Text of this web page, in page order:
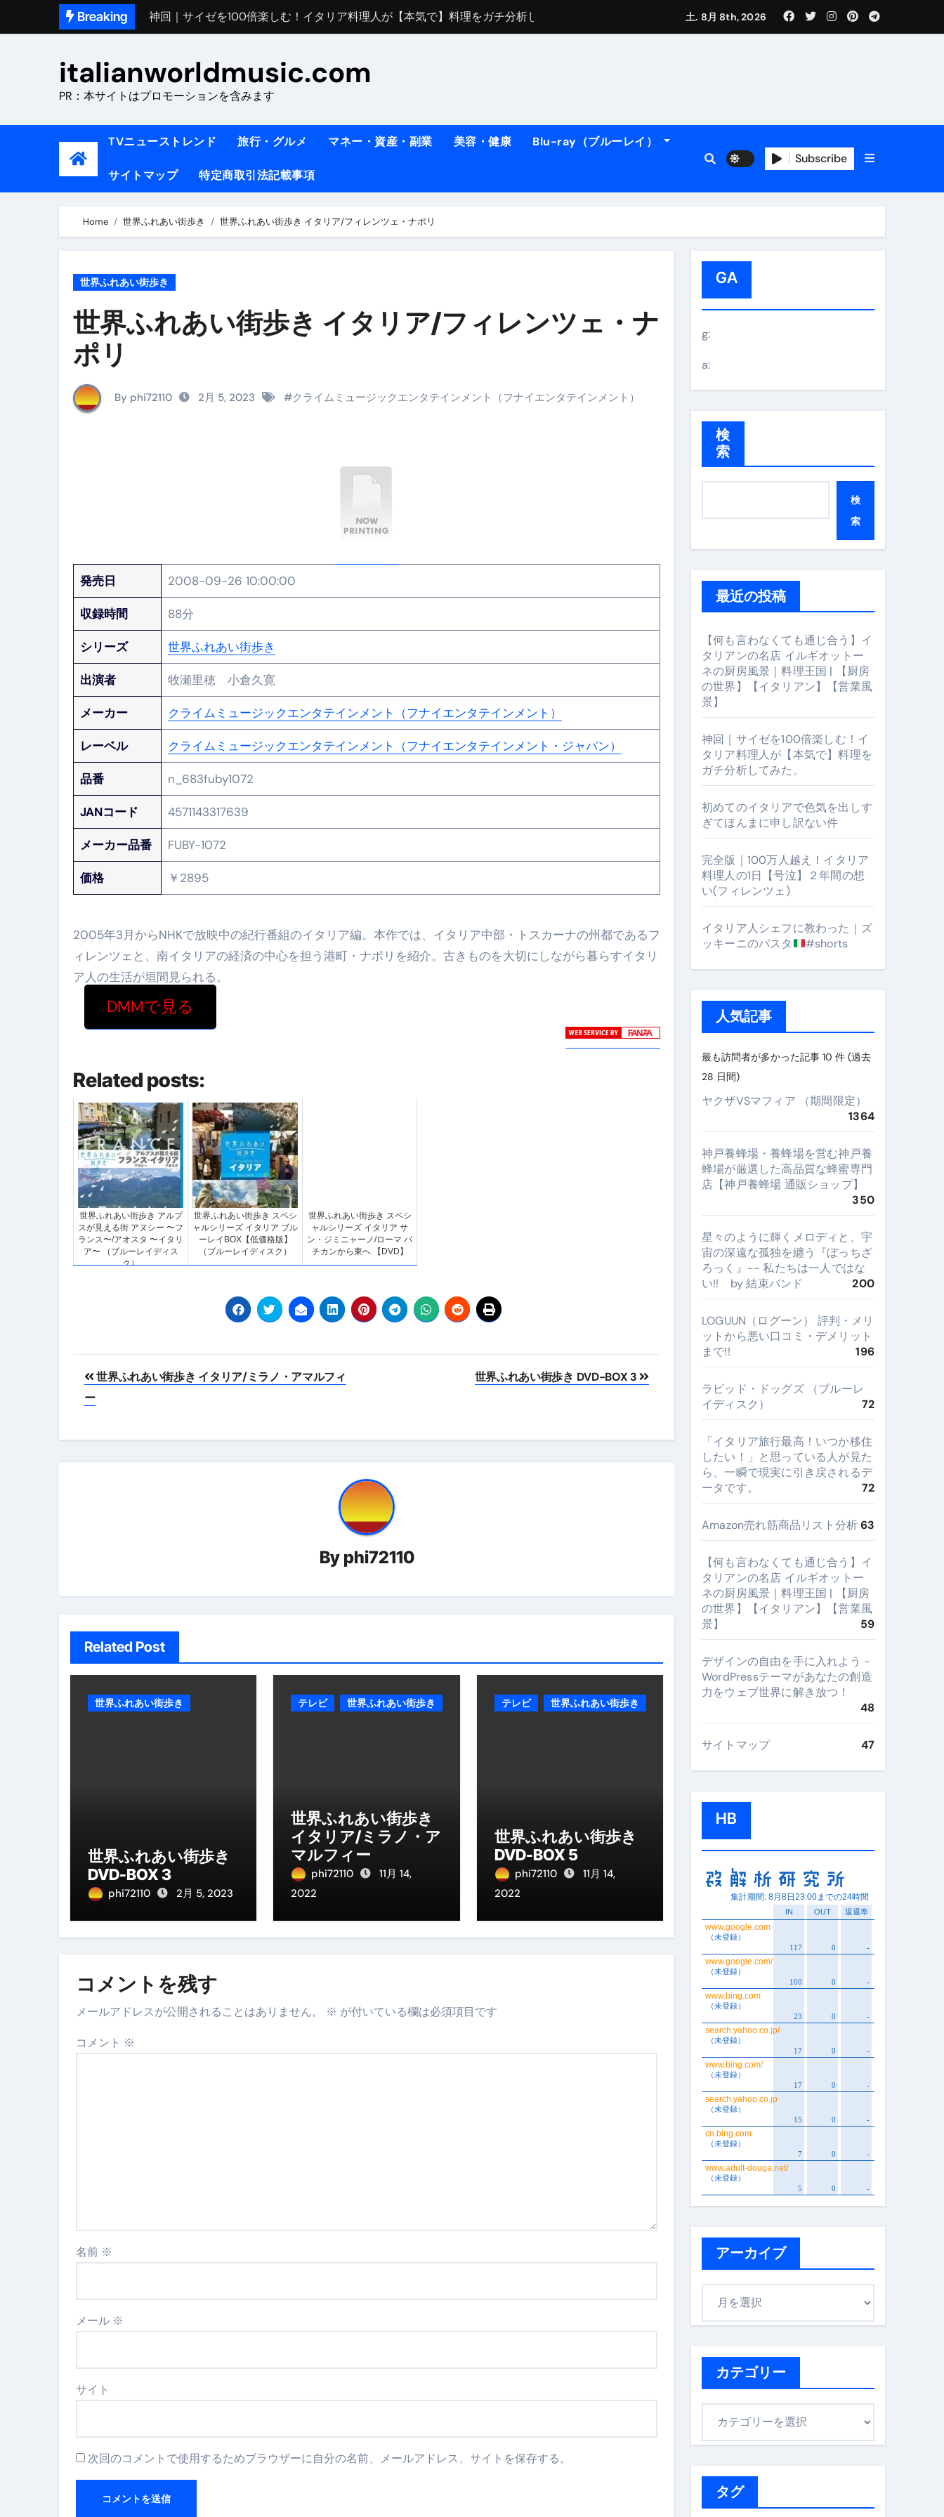
Breaking
初めてのイタリアで色気を出しすぎてほんまに申し訳ない件
イタリア人シェフに教わった｜ズッキーニのパスタ
イタリアNo. 1肉料理【ポルケッタ】スーパーの豚肉が大変身#shorts
【イタリア】グルメと絶景の子連れイタリア旅行
トラブル回避のリアルな裏技アドバイスも
ラビッド・ドッグズ （ブルーレイディスク）
【vlog】超弾丸！！！仕事終わりに3都市巡る、４泊６日イタリア女子旅vlog
TRUE COLORS （ブルーレイディスク）
イタリア料理店【営業風景】週末ビリビリのランチ営業
ゼダー/死霊の復活祭 （ブルーレイディスク）
イタリアでの最後の仕事【帰国前最後の一週間】さよなら！イタリア！
【Instagram Live】イタリア行きの飛行機乗り遅れ事件について
【トマトパスタ】三ツ星シェフのパスタを完全再現 #shorts
フェノミナ-4K吹替音声収録版 SPECIAL-（4K ULTRA HD）
フェノミナ-4K吹替音声収録版- （ブルーレイディスク）
2026年料理人ローマへ行く！航空券0円てマジ？&アジア飯食べ尽くし
今年一番美味しい【卵かけご飯】#shorts
イタリア流
カリカリ羽つきポテト#shorts
イタリア旅行体験談＆オススメスポット｜a domenica! – Podcast #8
本場イタリア観光客の来ない店【ペスト・ジェノベーゼ】が衝撃のうまさ！
【何も言わなくても通じ合う】イタリアンの名店 イルギオットーネの厨房風景｜料理王国 | 【厨房の世界】【イタリアン】【営業風景】
土. 8月 8th, 2026
italianworldmusic.com
PR：本サイトはプロモーションを含みます
TVニューストレンド 旅行・グルメ マネー・資産・副業 美容・健康 Blu-ray（ブルーレイ）
サイトマップ 特定商取引法記載事項
Subscribe
Home 世界ふれあい街歩き 世界ふれあい街歩き イタリア/フィレンツェ・ナポリ
世界ふれあい街歩き
世界ふれあい街歩き イタリア/フィレンツェ・ナ
ポリ
By phi72110 2月 5, 2023 #クライムミュージックエンタテインメント（フナイエンタテインメント）
発売日 2008-09-26 10:00:00
収録時間 88分
シリーズ 世界ふれあい街歩き
出演者 牧瀬里穂 小倉久寛
メーカー クライムミュージックエンタテインメント（フナイエンタテインメント）
レーベル クライムミュージックエンタテインメント（フナイエンタテインメント・ジャパン）
品番 n_683fuby1072
JANコード 4571143317639
メーカー品番 FUBY-1072
価格 ￥2895
2005年3月からNHKで放映中の紀行番組のイタリア編。本作では、イタリア中部・トスカーナの州都であるフ
ィレンツェと、南イタリアの経済の中心を担う港町・ナポリを紹介。古きものを大切にしながら暮らすイタリ
ア人の生活が垣間見られる。
DMMで見る
Related posts:
世界ふれあい街歩き アルプ
スが見える街 アヌシー 〜フ
ランス〜/アオスタ 〜イタリ
ア〜 （ブルーレイディス
ク）
世界ふれあい街歩き スペシ
ャルシリーズ イタリア ブル
ーレイBOX【低価格版】
（ブルーレイディスク）
世界ふれあい街歩き スペシ
ャルシリーズ イタリア サ
ン・ジミニャーノ/ローマ バ
チカンから東へ 【DVD】
投
稿
ン
世界ふれあい街歩き イタリア/ミラノ・アマルフィ
ー
世界ふれあい街歩き DVD-BOX 3
By phi72110
Related Post
世界ふれあい街歩き
世界ふれあい街歩き
DVD-BOX 3
phi72110 2月 5, 2023
テレビ 世界ふれあい街歩き
世界ふれあい街歩き
イタリア/ミラノ・ア
マルフィー
phi72110
11月 14,
2022
テレビ 世界ふれあい街歩き
世界ふれあい街歩き
DVD-BOX 5
phi72110
11月 14,
2022
コメントを残す
メールアドレスが公開されることはありません。 ※ が付いている欄は必須項目です
コメント ※
名前 ※
メール ※
サイト
次回のコメントで使用するためブラウザーに自分の名前、メールアドレス、サイトを保存する。
GA
g:
a:
検
索
検
索
最近の投稿
【何も言わなくても通じ合う】イ
タリアンの名店 イルギオットー
ネの厨房風景｜料理王国 | 【厨房
の世界】【イタリアン】【営業風
景】
神回｜サイゼを100倍楽しむ！イ
タリア料理人が【本気で】料理を
ガチ分析してみた。
初めてのイタリアで色気を出しす
ぎてほんまに申し訳ない件
完全版｜100万人越え！イタリア
料理人の1日【号泣】２年間の想
い(フィレンツェ)
イタリア人シェフに教わった｜ズ
ッキーニのパスタ
#shorts
人気記事
最も訪問者が多かった記事 10 件 (過去
28 日間)
ヤクザVSマフィア （期間限定）
1364
神戸養蜂場・養蜂場を営む神戸養
蜂場が厳選した高品質な蜂蜜専門
店【神戸養蜂場 通販ショップ】
350
星々のように輝くメロディと、宇
宙の深遠な孤独を纏う『ぼっちざ
ろっく』-- 私たちは一人ではな
い!! by 結束バンド
200
LOGUUN（ログーン） 評判・メリ
ットから悪い口コミ・デメリット
まで!!
196
ラビッド・ドッグズ （ブルーレ
イディスク）
72
​「イタリア旅行最高！いつか移住
したい！」と思っている人が見た
ら、一瞬で現実に引き戻されるデ
ータです。
72
Amazon売れ筋商品リスト分析63
【何も言わなくても通じ合う】イ
タリアンの名店 イルギオットー
ネの厨房風景｜料理王国 | 【厨房
の世界】【イタリアン】【営業風
景】
59
デザインの自由を手に入れよう -
WordPressテーマがあなたの創造
力をウェブ世界に解き放つ！
48
サイトマップ 47
HB
アーカイブ
カテゴリー
タグ